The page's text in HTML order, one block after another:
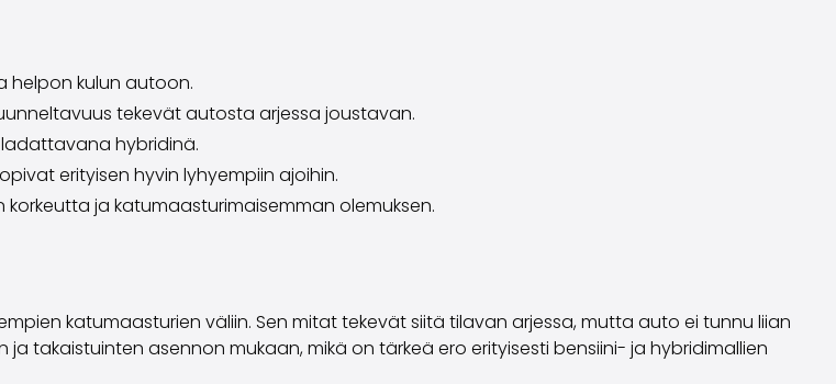
helpon kulun autoon.
tekevät autosta arjessa joustavan.
hybridinä.
erityisen hyvin lyhyempiin ajoihin.
ja katumaasturimaisemman olemuksen.
katumaasturien väliin. Sen mitat tekevät siitä tilavan arjessa, mutta auto ei tunnu liian
takaistuinten asennon mukaan, mikä on tärkeä ero erityisesti bensiini- ja hybridimallien